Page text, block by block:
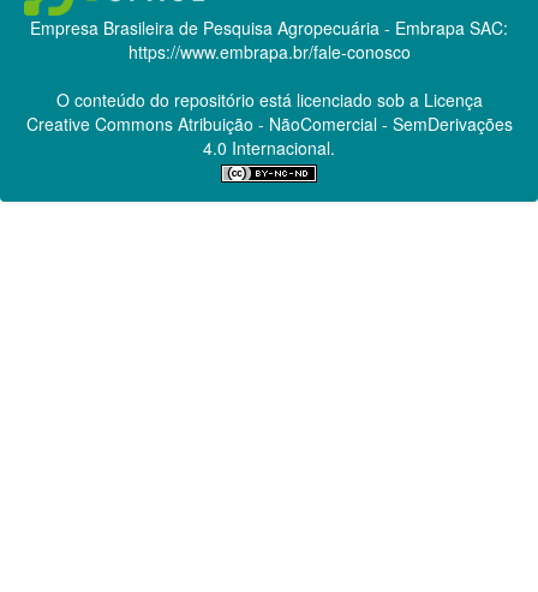
Empresa Brasileira de Pesquisa Agropecuária - Embrapa SAC:
https://www.embrapa.br/fale-conosco
O conteúdo do repositório está licenciado sob a Licença
Creative CommonsAtribuição - NãoComercial - SemDerivações
4.0 Internacional.